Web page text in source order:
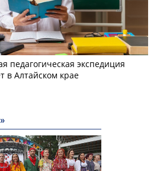
педагогическая экспедиция
в Алтайском крае